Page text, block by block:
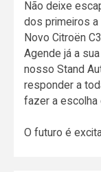
Não deixe
dos primeiros a
Novo Citroën
Agende já a
nosso Stand
responder a
fazer a escolha
O futuro é